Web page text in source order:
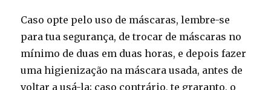
Caso opte pelo uso de máscaras, lembre-se
para tua segurança, de trocar de máscaras no
mínimo de duas em duas horas, e depois fazer
uma higienização na máscara usada, antes de
voltar a usá-la; caso contrário, te graranto, o